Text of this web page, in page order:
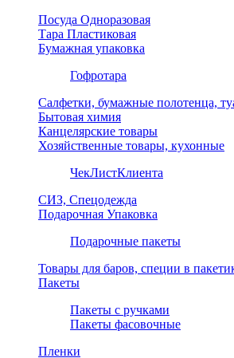
Посуда Одноразовая
Тара Пластиковая
Бумажная упаковка
Гофротара
Салфетки, бумажные полотенца,
Бытовая химия
Канцелярские товары
Хозяйственные товары, кухонные
ЧекЛистКлиента
СИЗ, Спецодежда
Подарочная Упаковка
Подарочные пакеты
Товары для баров, специи в
Пакеты
Пакеты с ручками
Пакеты фасовочные
Пленки